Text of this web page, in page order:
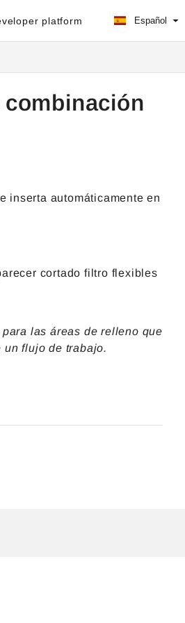
platform Español
inserta automáticamente en
cortado filtro flexibles
las áreas de relleno que
un flujo de trabajo.